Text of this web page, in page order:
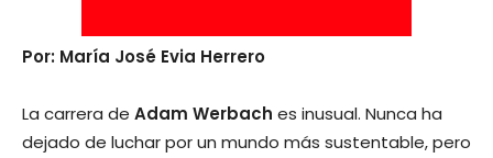
Por: María José Evia Herrero
La carrera de Adam Werbach es inusual. Nunca ha
dejado de luchar por un mundo más sustentable, pero